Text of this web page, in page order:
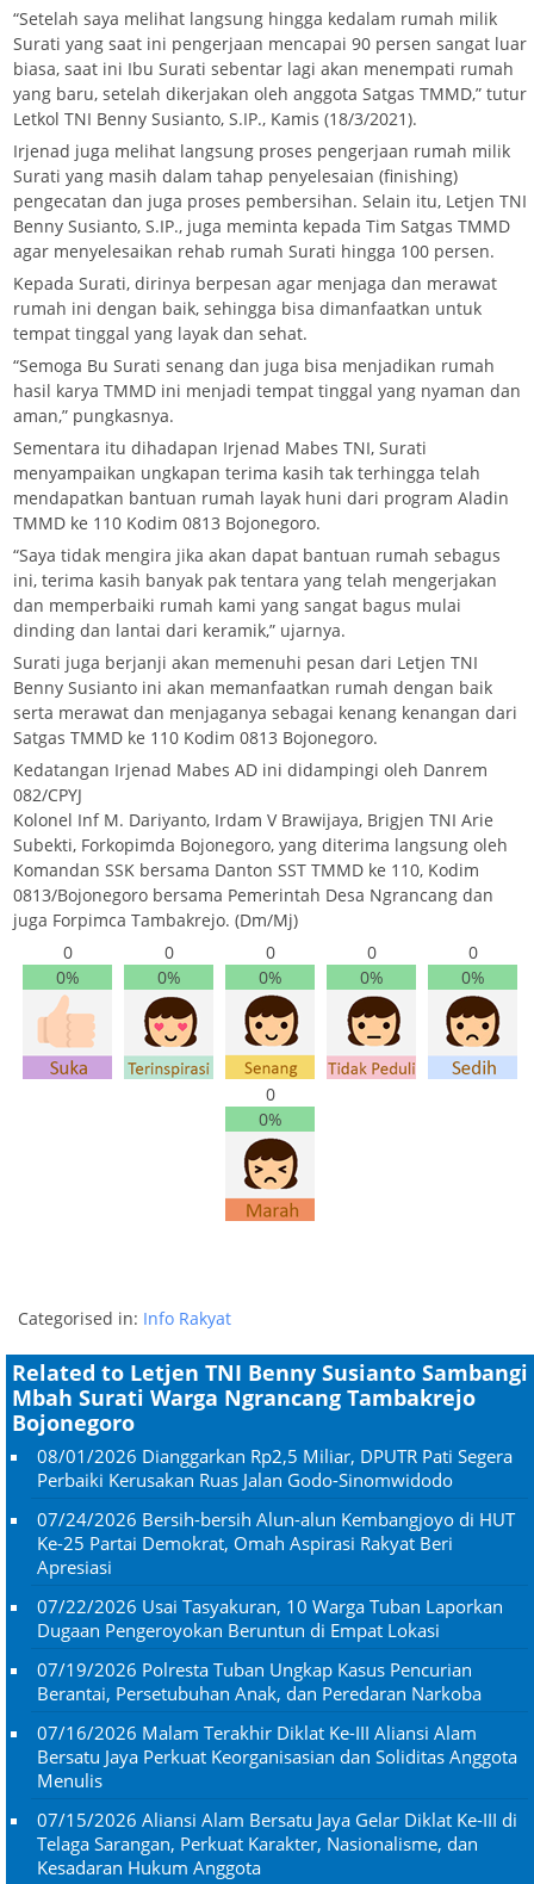
“Setelah saya melihat langsung hingga kedalam rumah milik
Surati yang saat ini pengerjaan mencapai 90 persen sangat luar
biasa, saat ini Ibu Surati sebentar lagi akan menempati rumah
yang baru, setelah dikerjakan oleh anggota Satgas TMMD,” tutur
Letkol TNI Benny Susianto, S.IP., Kamis (18/3/2021).
Irjenad juga melihat langsung proses pengerjaan rumah milik
Surati yang masih dalam tahap penyelesaian (finishing)
pengecatan dan juga proses pembersihan. Selain itu, Letjen TNI
Benny Susianto, S.IP., juga meminta kepada Tim Satgas TMMD
agar menyelesaikan rehab rumah Surati hingga 100 persen.
Kepada Surati, dirinya berpesan agar menjaga dan merawat
rumah ini dengan baik, sehingga bisa dimanfaatkan untuk
tempat tinggal yang layak dan sehat.
“Semoga Bu Surati senang dan juga bisa menjadikan rumah
hasil karya TMMD ini menjadi tempat tinggal yang nyaman dan
aman,” pungkasnya.
Sementara itu dihadapan Irjenad Mabes TNI, Surati
menyampaikan ungkapan terima kasih tak terhingga telah
mendapatkan bantuan rumah layak huni dari program Aladin
TMMD ke 110 Kodim 0813 Bojonegoro.
“Saya tidak mengira jika akan dapat bantuan rumah sebagus
ini, terima kasih banyak pak tentara yang telah mengerjakan
dan memperbaiki rumah kami yang sangat bagus mulai
dinding dan lantai dari keramik,” ujarnya.
Surati juga berjanji akan memenuhi pesan dari Letjen TNI
Benny Susianto ini akan memanfaatkan rumah dengan baik
serta merawat dan menjaganya sebagai kenang kenangan dari
Satgas TMMD ke 110 Kodim 0813 Bojonegoro.
Kedatangan Irjenad Mabes AD ini didampingi oleh Danrem
082/CPYJ
Kolonel Inf M. Dariyanto, Irdam V Brawijaya, Brigjen TNI Arie
Subekti, Forkopimda Bojonegoro, yang diterima langsung oleh
Komandan SSK bersama Danton SST TMMD ke 110, Kodim
0813/Bojonegoro bersama Pemerintah Desa Ngrancang dan
juga Forpimca Tambakrejo. (Dm/Mj)
0
0%
0
0%
0
0%
0
0%
0
0%
0
0%
Categorised in: Info Rakyat
Related to Letjen TNI Benny Susianto Sambangi
Mbah Surati Warga Ngrancang Tambakrejo
Bojonegoro
08/01/2026 Dianggarkan Rp2,5 Miliar, DPUTR Pati Segera
Perbaiki Kerusakan Ruas Jalan Godo-Sinomwidodo
07/24/2026 Bersih-bersih Alun-alun Kembangjoyo di HUT
Ke-25 Partai Demokrat, Omah Aspirasi Rakyat Beri
Apresiasi
07/22/2026 Usai Tasyakuran, 10 Warga Tuban Laporkan
Dugaan Pengeroyokan Beruntun di Empat Lokasi
07/19/2026 Polresta Tuban Ungkap Kasus Pencurian
Berantai, Persetubuhan Anak, dan Peredaran Narkoba
07/16/2026 Malam Terakhir Diklat Ke-III Aliansi Alam
Bersatu Jaya Perkuat Keorganisasian dan Soliditas Anggota
Menulis
07/15/2026 Aliansi Alam Bersatu Jaya Gelar Diklat Ke-III di
Telaga Sarangan, Perkuat Karakter, Nasionalisme, dan
Kesadaran Hukum Anggota